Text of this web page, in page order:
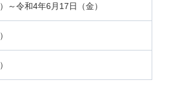
～令和4年6月17日（金）